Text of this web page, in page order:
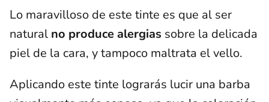
Lo maravilloso de este tinte es que al ser
natural no produce alergias sobre la delicada
piel de la cara, y tampoco maltrata el vello.
Aplicando este tinte lograrás lucir una barba